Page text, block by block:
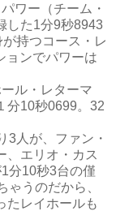
ワー（チーム・
した1分9秒8943
持つコース・レ
ョンでパワーは
ル・レターマ
分10秒0699。32
人が、ファン・
、エリオ・カス
分10秒3台の僅
うのだから、
たレイホールも